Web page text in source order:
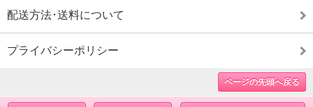
配送方法･送料について
プライバシーポリシー
ページの先頭へ戻る